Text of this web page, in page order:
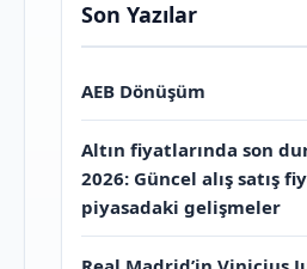
Son Yazılar
AEB Dönüşüm
Altın fiyatlarında son
2026: Güncel alış satış
piyasadaki gelişmeler